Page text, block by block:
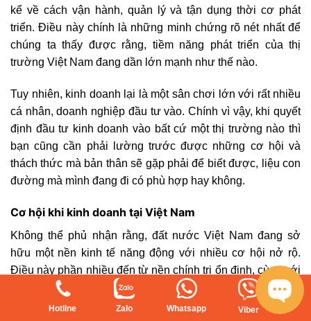
kể về cách vận hành, quản lý và tận dụng thời cơ phát
triển. Điều này chính là những minh chứng rõ nét nhất để
chúng ta thấy được rằng, tiềm năng phát triển của thị
trường Việt Nam đang dần lớn mạnh như thế nào.
Tuy nhiên, kinh doanh lại là một sân chơi lớn với rất nhiều
cá nhân, doanh nghiệp đầu tư vào. Chính vì vậy, khi quyết
định đầu tư kinh doanh vào bất cứ một thị trường nào thì
bạn cũng cần phải lường trước được những cơ hội và
thách thức mà bản thân sẽ gặp phải để biết được, liệu con
đường mà mình đang đi có phù hợp hay không.
Cơ hội khi kinh doanh tại Việt Nam
Không thể phủ nhận rằng, đất nước Việt Nam đang sở
hữu một nền kinh tế năng động với nhiều cơ hội nở rộ.
Điều này phần nhiều đến từ nền chính trị ổn định, cùng với
sự cân bằng quyền sở hữu của Nhà nước và tư nhân đã
tạo động lực thúc đẩy nền kinh tế trong nước không ngừng
Hotline Zalo Whatsapp Viber